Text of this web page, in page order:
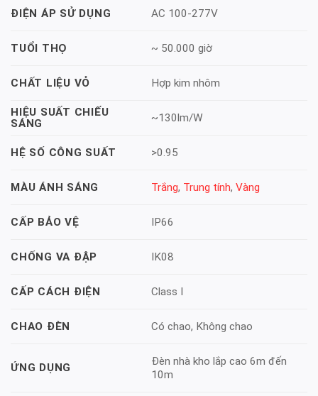
ĐIỆN ÁP SỬ DỤNG AC 100-277V
TUỔI THỌ ~ 50.000 giờ
CHẤT LIỆU VỎ Hợp kim nhôm
HIỆU SUẤT CHIẾU
SÁNG
~130lm/W
HỆ SỐ CÔNG SUẤT >0.95
MÀU ÁNH SÁNG Trắng, Trung tính, Vàng
CẤP BẢO VỆ IP66
CHỐNG VA ĐẬP IK08
CẤP CÁCH ĐIỆN Class I
CHAO ĐÈN Có chao, Không chao
ỨNG DỤNG
Đèn nhà kho lắp cao 6m đến
10m